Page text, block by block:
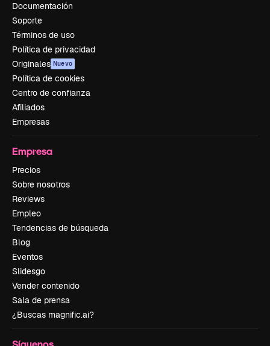
Documentación
Soporte
Términos de uso
Política de privacidad
Originales Nuevo
Política de cookies
Centro de confianza
Afiliados
Empresas
Empresa
Precios
Sobre nosotros
Reviews
Empleo
Tendencias de búsqueda
Blog
Eventos
Slidesgo
Vender contenido
Sala de prensa
¿Buscas magnific.ai?